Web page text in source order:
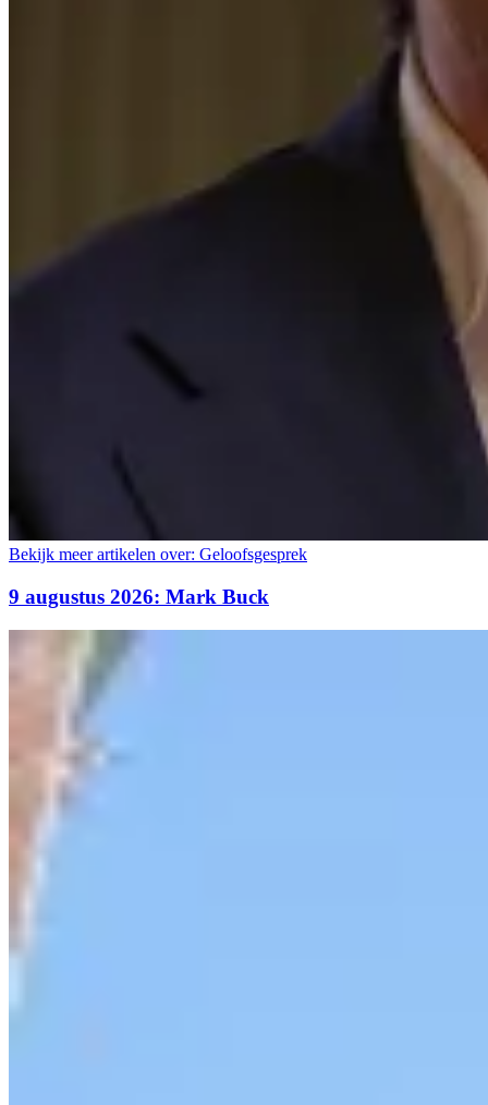
Bekijk meer artikelen over: Geloofsgesprek
9 augustus 2026: Mark Buck